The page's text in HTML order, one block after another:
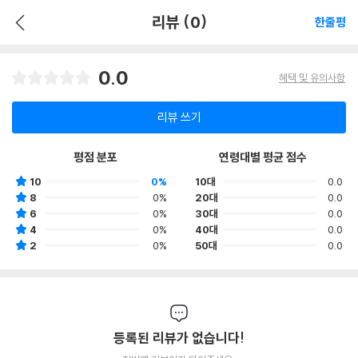
리뷰 (0) 한줄평
0.0 혜택 및 유의사항
리뷰 쓰기
평점 분포
10
0%
8
0%
6
0%
4
0%
2
0%
연령대별 평균 점수
10대
0.0
20대
0.0
30대
0.0
40대
0.0
50대
0.0
등록된 리뷰가 없습니다!